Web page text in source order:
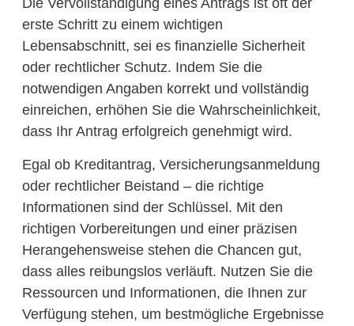
Die Vervollständigung eines Antrags ist oft der
erste Schritt zu einem wichtigen
Lebensabschnitt, sei es finanzielle Sicherheit
oder rechtlicher Schutz. Indem Sie die
notwendigen Angaben korrekt und vollständig
einreichen, erhöhen Sie die Wahrscheinlichkeit,
dass Ihr Antrag erfolgreich genehmigt wird.
Egal ob Kreditantrag, Versicherungsanmeldung
oder rechtlicher Beistand – die richtige
Informationen sind der Schlüssel. Mit den
richtigen Vorbereitungen und einer präzisen
Herangehensweise stehen die Chancen gut,
dass alles reibungslos verläuft. Nutzen Sie die
Ressourcen und Informationen, die Ihnen zur
Verfügung stehen, um bestmögliche Ergebnisse